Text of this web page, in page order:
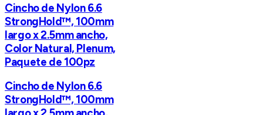
Cincho de Nylon 6.6
StrongHold™, 100mm
largo x 2.5mm ancho,
Color Natural, Plenum,
Paquete de 100pz
Cincho de Nylon 6.6
StrongHold™, 100mm